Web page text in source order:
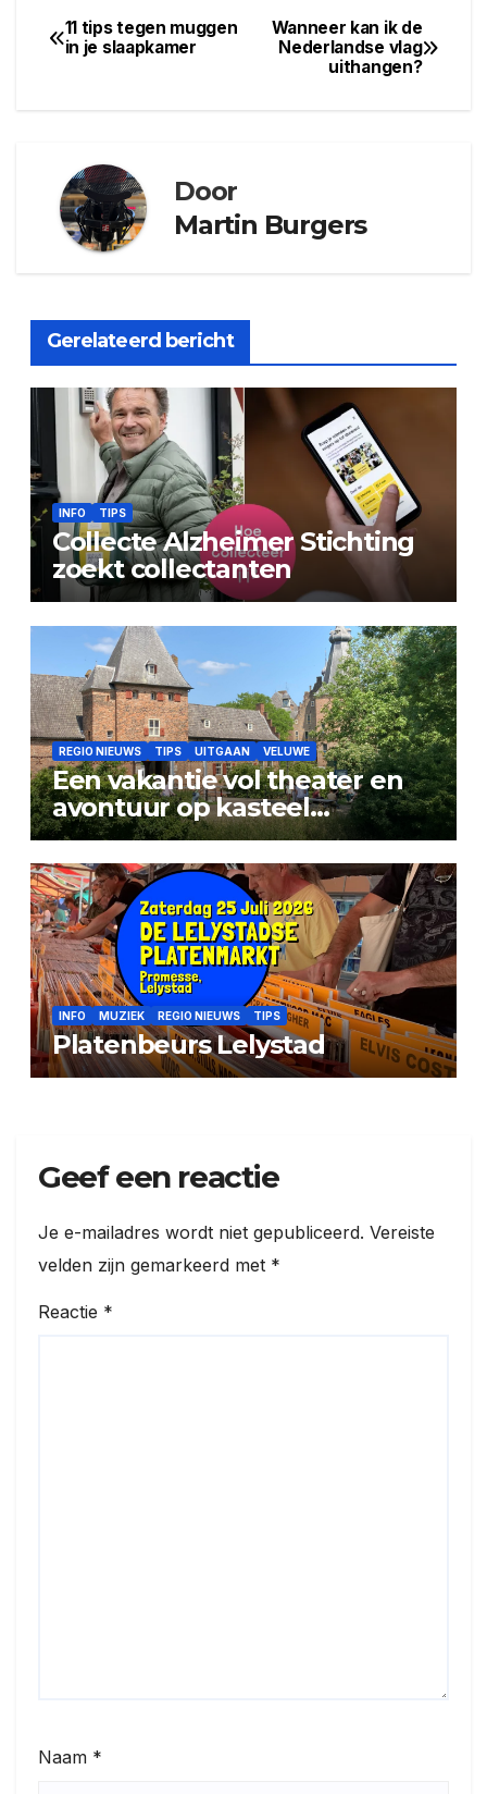
Bericht
Wanneer kan ik de
Nederlandse vlag
uithangen?
11 tips tegen muggen
in je slaapkamer
Door
Martin Burgers
Gerelateerd bericht
INFO TIPS
Collecte Alzheimer Stichting
zoekt collectanten
REGIO NIEUWS TIPS UITGAAN VELUWE
Een vakantie vol theater en
avontuur op kasteel
Doorwerth
INFO MUZIEK REGIO NIEUWS TIPS
Platenbeurs Lelystad
Geef een reactie
Je e-mailadres wordt niet gepubliceerd. Vereiste
velden zijn gemarkeerd met *
Reactie *
Naam *